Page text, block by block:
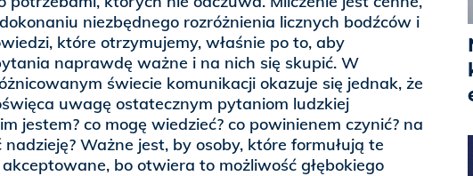
niezbędnego rozróżnienia licznych bodźców i
które otrzymujemy, właśnie po to, aby
naprawdę ważne i na nich się skupić. W
świecie komunikacji okazuje się jednak, że
uwagę ostatecznym pytaniom ludzkiej
jestem? co mogę wiedzieć? co powinienem czynić? na
nadzieję? Ważne jest, by osoby, które formułują te
bo otwiera to możliwość głębokiego